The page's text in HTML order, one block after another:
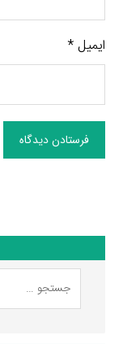
ایمیل*
فرستادن دیدگاه